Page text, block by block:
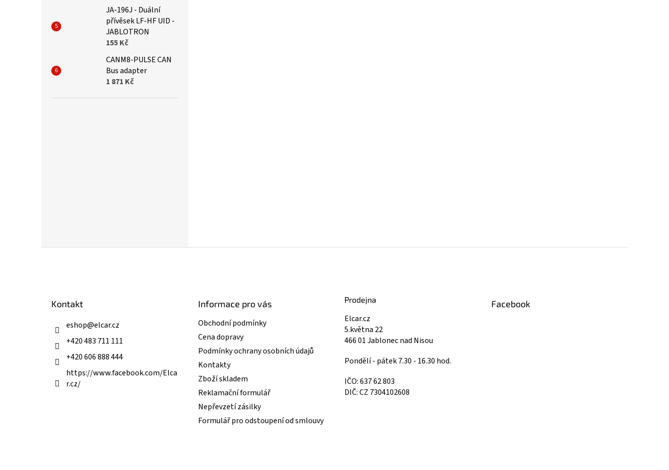
JA-196J - Duální
přívěsek LF-HF UID -
JABLOTRON
155 Kč
CANM8-PULSE CAN
Bus adapter
1 871 Kč
Kontakt
eshop@elcar.cz
+420 483 711 111
+420 606 888 444
https://www.facebook.com/Elca
r.cz/
Informace pro vás
Obchodní podmínky
Cena dopravy
Podmínky ochrany osobních údajů
Kontakty
Zboží skladem
Reklamační formulář
Nepřevzetí zásilky
Formulář pro odstoupení od smlouvy
Prodejna
Elcar.cz
5.května 22
466 01 Jablonec nad Nisou
Pondělí - pátek 7.30 - 16.30 hod.
IČO: 637 62 803
DIČ: CZ 7304102608
Facebook